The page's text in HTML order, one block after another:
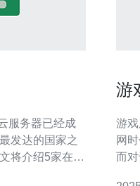
发达的国家之
将介绍5家在日
游
游戏
网
而